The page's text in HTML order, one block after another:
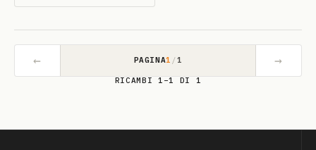
← PAGINA1 /1 →
RICAMBI 1–1 DI 1